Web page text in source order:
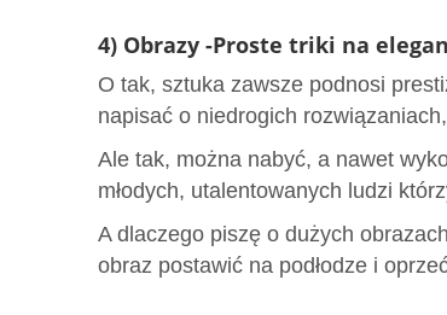
4) Obrazy -Proste triki na
O tak, sztuka zawsze podnosi
napisać o niedrogich
Ale tak, można nabyć, a nawet
młodych, utalentowanych ludzi
A dlaczego piszę o dużych
obraz postawić na podłodze i